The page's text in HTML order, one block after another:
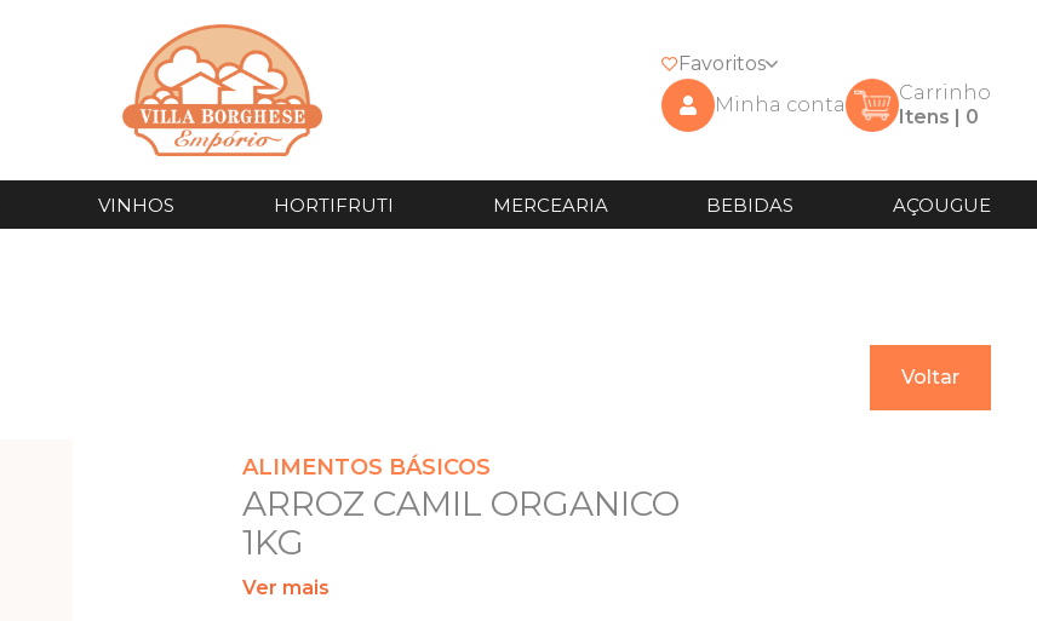
Favoritos
Minha conta
Carrinho
Itens | 0
VINHOS HORTIFRUTI MERCEARIA BEBIDAS AÇOUGUE
Voltar
ALIMENTOS BÁSICOS
ARROZ CAMIL ORGANICO
1KG
Ver mais